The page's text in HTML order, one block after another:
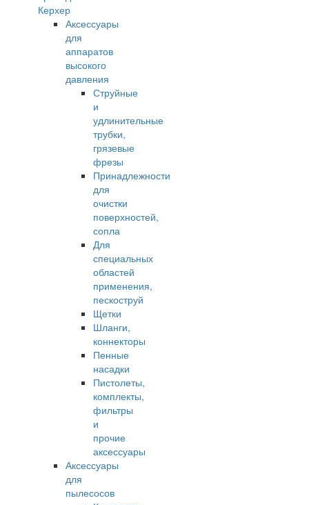
Керхер
Аксессуары
для
аппаратов
высокого
давления
Струйные
и
удлинительные
трубки,
грязевые
фрезы
Принадлежности
для
очистки
поверхностей,
сопла
Для
специальных
областей
применения,
пескоструй
Щетки
Шланги,
коннекторы
Пенные
насадки
Пистолеты,
комплекты,
фильтры
и
прочие
аксессуары
Аксессуары
для
пылесосов